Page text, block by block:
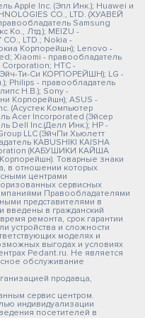
Apple Inc. (Эпл Инк.); Huawei и
CO., LTD. (ХУАВЕЙ
Samsung
Ко., Лтд.); MEIZU -
LTD.; Nokia -
Корпорейшн); Lenovo -
Xiaomi - правообладатель
HTC -
(Эйч-Ти-Си КОРПОРЕЙШН); LG -
Philips - правообладатель
Н.В.); Sony -
Корпорейшн); ASUS -
(Асустек Компьютер
Acer Incorporated (Эйсер
Dell Inc.(Делл Инк.); HP -
LLC (ЭйчПи Хьюлетт
KABUSHIKI KAISHA
(КАБУШИКИ КАЙША
Товарные знаки
в отношении которых
центрами
сервисных
Правообладателями
представителями в
введены в гражданский
ремонта, срок гарантии
устройства и сложности
моделях и
выгодах и условиях
Pedant.ru. Не является
обслуживание
продавца,
сервис центром.
индивидуализации
посетителей в